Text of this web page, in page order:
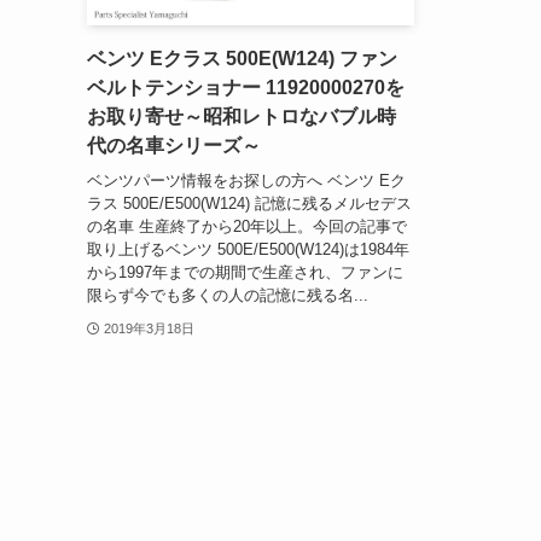
ベンツ Eクラス 500E(W124) ファン
ベルトテンショナー 11920000270を
お取り寄せ～昭和レトロなバブル時
代の名車シリーズ～
ベンツパーツ情報をお探しの方へ ベンツ Eク
ラス 500E/E500(W124) 記憶に残るメルセデス
の名車 生産終了から20年以上。今回の記事で
取り上げるベンツ 500E/E500(W124)は1984年
から1997年までの期間で生産され、ファンに
限らず今でも多くの人の記憶に残る名...
2019年3月18日